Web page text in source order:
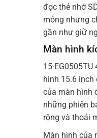
đọc thẻ nhớ
mỏng nhưng
gần như giữ
Màn hình
15-
hình 15.6 inch
của màn hình
những phiên
rộng và thoải
Màn hình của